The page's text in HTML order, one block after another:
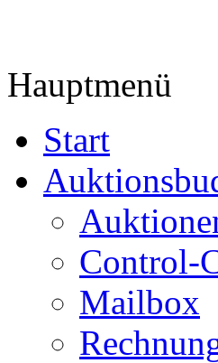
Hauptmenü
Start
Control-
Mailbox